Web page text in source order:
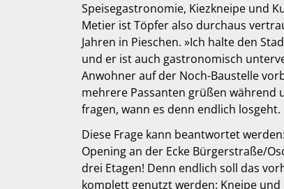
Speisegastronomie, Kiezkneipe und
Metier ist Töpfer also durchaus
Jahren in Pieschen. »Ich halte den
und er ist auch gastronomisch
Anwohner auf der Noch-Baustelle
mehrere Passanten grüßen während
fragen, wann es denn endlich losgeht.
Diese Frage kann beantwortet
Opening an der Ecke Bürgerstraße/
drei Etagen! Denn endlich soll das
komplett genutzt werden: Kneipe